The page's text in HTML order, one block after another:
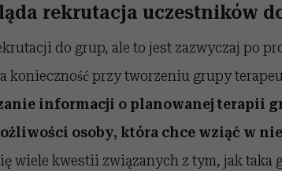
rekrutacja uczestników
do grup, ale to jest zazwyczaj po
konieczność przy tworzeniu grupy
informacji o planowanej terapii
osoby, która chce wziąć w
wiele kwestii związanych z tym, jak taka